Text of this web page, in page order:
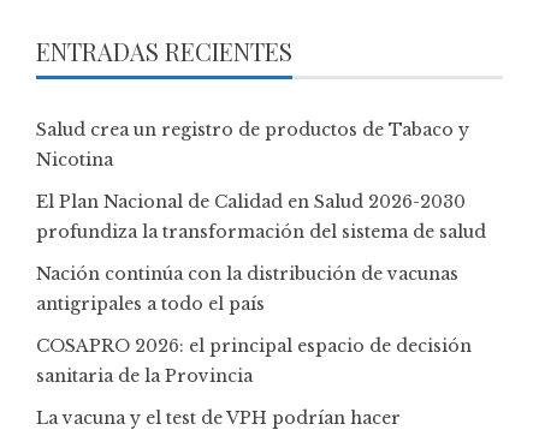
ENTRADAS RECIENTES
Salud crea un registro de productos de Tabaco y
Nicotina
El Plan Nacional de Calidad en Salud 2026-2030
profundiza la transformación del sistema de salud
Nación continúa con la distribución de vacunas
antigripales a todo el país
COSAPRO 2026: el principal espacio de decisión
sanitaria de la Provincia
La vacuna y el test de VPH podrían hacer